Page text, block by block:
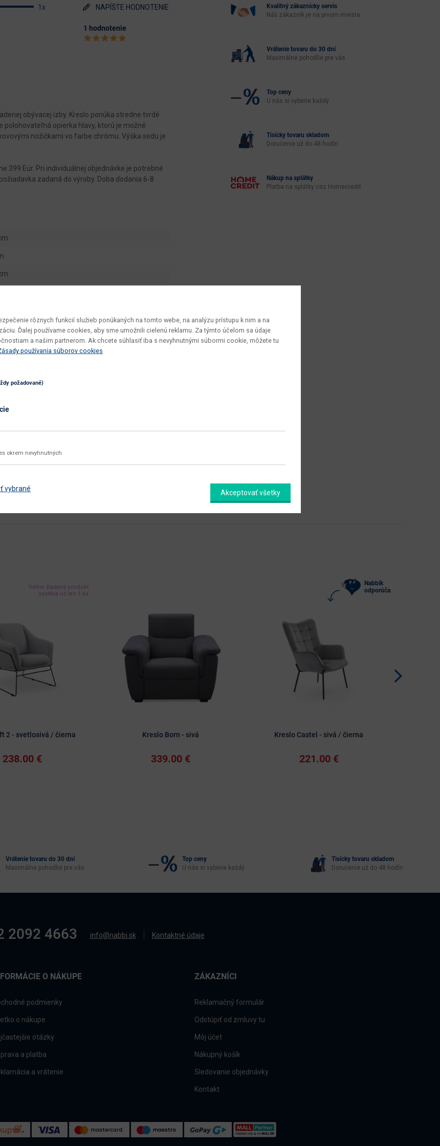
1x
NAPÍŠTE HODNOTENIE
1 hodnotenie
obývacej izby. Kreslo ponúka stredne tvrdé
polohovateľná opierka hlavy, ktorú je možné
nožičkami vo farbe chrómu. Výška sedu je
399 Eur. Pri individuálnej objednávke je potrebné
zadaná do výroby. Doba dodania 6-8
navlhko
chrómová
Kvalitný zákaznícky servis
Náš zákazník je na prvom mieste
Vrátenie tovaru do 30 dní
Maximálne pohodlie pre vás
Top ceny
U nás si vyberie každý
Tisícky tovaru skladom
Doručenie už do 48 hodín
Nákup na splátky
Platba na splátky cez Homecredit
Veľmi žiadaný produkt
zostáva už len 1 ks
2 - svetlosivá / čierna
238.00 €
Kreslo Born - sivá
339.00 €
Nabbík
odporúča
Kreslo Castel - sivá / čierna
221.00 €
Vrátenie tovaru do 30 dní
Maximálne pohodlie pre vás
Top ceny
U nás si vyberie každý
Tisícky tovaru skladom
Doručenie už do 48 hodín
2092 4663 info@nabbi.sk Kontaktné údaje
O NÁKUPE
podmienky
o nákupe
otázky
a platba
a vrátenie
ZÁKAZNÍCI
Reklamačný formulár
Odstúpiť od zmluvy tu
Môj účet
Nákupný košík
Sledovanie objednávky
Kontakt
rôznych funkcií služieb ponúkaných na tomto webe, na analýzu prístupu k nim a na
Ďalej používame cookies, aby sme umožnili cielenú reklamu. Za týmto účelom sa údaje
a našim partnerom. Ak chcete súhlasiť iba s nevyhnutnými súbormi cookie, môžete tu
používania súborov cookies
požadované)
okrem nevyhnutných
vybrané Akceptovať všetky